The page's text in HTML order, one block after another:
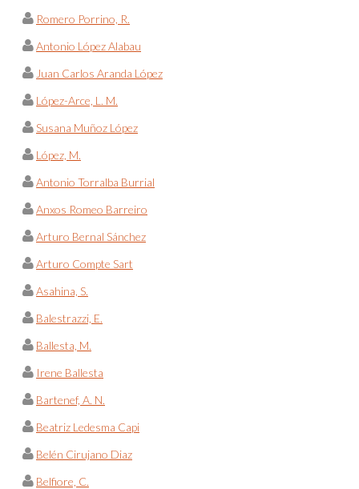
Romero Porrino, R.
Antonio López Alabau
Juan Carlos Aranda López
López-Arce, L. M.
Susana Muñoz López
López, M.
Antonio Torralba Burrial
Anxos Romeo Barreiro
Arturo Bernal Sánchez
Arturo Compte Sart
Asahina, S.
Balestrazzi, E.
Ballesta, M.
Irene Ballesta
Bartenef, A. N.
Beatriz Ledesma Capi
Belén Cirujano Diaz
Belfiore, C.